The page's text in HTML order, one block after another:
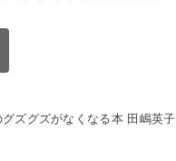
ズグズがなくなる本 田嶋英子